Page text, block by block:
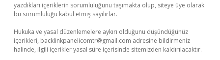
yazdıkları içeriklerin sorumluluğunu taşımakta olup, siteye üye olarak
bu sorumluluğu kabul etmiş sayılırlar.
Hukuka ve yasal düzenlemelere aykırı olduğunu düşündüğünüz
içerikleri, backlinkpanelicomtr@gmail.com adresine bildirmeniz
halinde, ilgili içerikler yasal süre içerisinde sitemizden kaldırılacaktır.